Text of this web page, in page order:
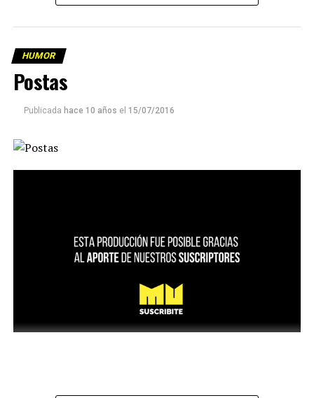
HUMOR
Postas
Publicada hace 10 años el 15/07/2016